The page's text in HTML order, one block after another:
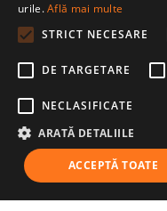
Piure de
Piureuri din
Politica de livrare si retur
© 2026
urile.Află mai multe
STRICT NECESARE
DE TARGETARE
NECLASIFICATE
ARATĂ DETALIILE
ACCEPTĂ TOATE